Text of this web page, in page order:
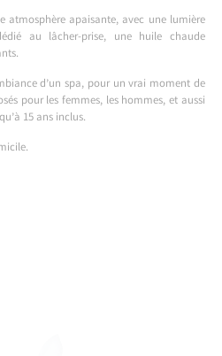
atmosphère apaisante, avec une lumière
au lâcher-prise, une huile chaude
d’un spa, pour un vrai moment de
pour les femmes, les hommes, et aussi
15 ans inclus.